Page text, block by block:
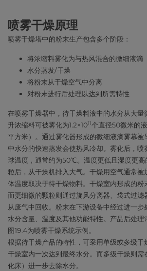
喷雾干燥原理
喷雾干燥塔中的粉末生产包含多个阶段：
将浓缩料雾化为与热风混合的微细液滴
水分蒸发/干燥
将粉末从干燥空气中分离
对粉末进行后处理以达到所需特性
在喷雾干燥器中，待干燥料液中的水分从大量
升浓缩料可被雾化为1.2×1011个直径50微米的
平方米）。通过雾化器形成的微细液滴雾幕被
中水分的快速蒸发会使热风冷却。雾化后，喷
球温度，通常约为50℃。温度更低且湿度更高
粒后，从干燥机排入大气。干燥用空气通常
体温度取决于待干燥物料。干燥室内形成的粉
而更细微的颗粒则通过旋风分离器、袋式过滤
从废气中回收。粉末在下游设备中经过进一步
水分含量、温度及其他功能特性。产品后处理
图19.4为喷雾干燥系统示例。
根据待干燥产品的特性，可采用单级或多级干
干燥室内一次达到最终水分。而多级干燥则需
化床）进一步去除水分。